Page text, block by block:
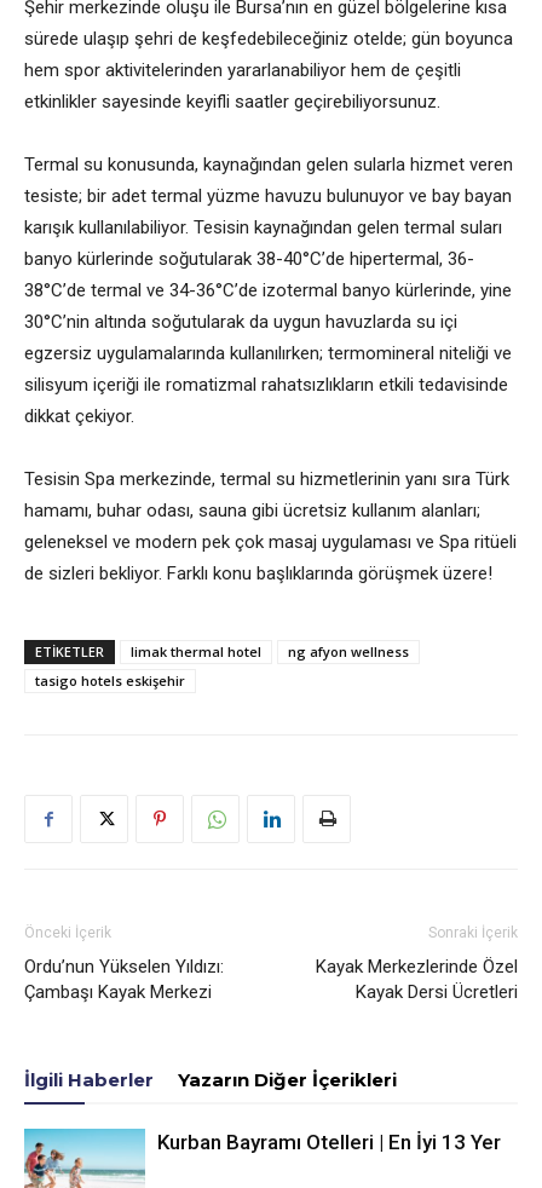
Şehir merkezinde oluşu ile Bursa’nın en güzel bölgelerine kısa
sürede ulaşıp şehri de keşfedebileceğiniz otelde; gün boyunca
hem spor aktivitelerinden yararlanabiliyor hem de çeşitli
etkinlikler sayesinde keyifli saatler geçirebiliyorsunuz.
Termal su konusunda, kaynağından gelen sularla hizmet veren
tesiste; bir adet termal yüzme havuzu bulunuyor ve bay bayan
karışık kullanılabiliyor. Tesisin kaynağından gelen termal suları
banyo kürlerinde soğutularak 38-40°C’de hipertermal, 36-
38°C’de termal ve 34-36°C’de izotermal banyo kürlerinde, yine
30°C’nin altında soğutularak da uygun havuzlarda su içi
egzersiz uygulamalarında kullanılırken; termomineral niteliği ve
silisyum içeriği ile romatizmal rahatsızlıkların etkili tedavisinde
dikkat çekiyor.
Tesisin Spa merkezinde, termal su hizmetlerinin yanı sıra Türk
hamamı, buhar odası, sauna gibi ücretsiz kullanım alanları;
geleneksel ve modern pek çok masaj uygulaması ve Spa ritüeli
de sizleri bekliyor. Farklı konu başlıklarında görüşmek üzere!
ETIKETLER limak thermal hotel
ng afyon wellness
tasigo hotels eskişehir
Önceki İçerik
Ordu’nun Yükselen Yıldızı:
Çambaşı Kayak Merkezi
Sonraki İçerik
Kayak Merkezlerinde Özel
Kayak Dersi Ücretleri
İlgili Haberler Yazarın Diğer İçerikleri
Kurban Bayramı Otelleri | En İyi 13 Yer